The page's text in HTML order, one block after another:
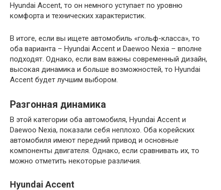
Hyundai Accent, то он немного уступает по уровню
комфорта и технических характеристик.
В итоге, если вы ищете автомобиль «гольф-класса», то
оба варианта – Hyundai Accent и Daewoo Nexia – вполне
подходят. Однако, если вам важны современный дизайн,
высокая динамика и больше возможностей, то Hyundai
Accent будет лучшим выбором.
Разгонная динамика
В этой категории оба автомобиля, Hyundai Accent и
Daewoo Nexia, показали себя неплохо. Оба корейских
автомобиля имеют передний привод и основные
компоненты двигателя. Однако, если сравнивать их, то
можно отметить некоторые различия.
Hyundai Accent